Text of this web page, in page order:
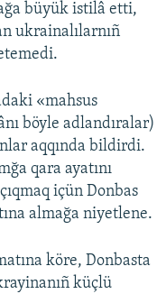
büyük istilâ etti,
ukrainalılarnıñ
«mahsus
böyle adlandıralar)
aqqında bildirdi.
qara ayatını
içün Donbas
almağa niyetlene.
köre, Donbasta
küçlü